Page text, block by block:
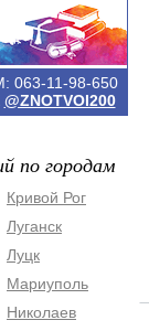
063-11-98-650
@ZNOTVOI200
по городам
Кривой Рог
Луганск
Луцк
Мариуполь
Николаев